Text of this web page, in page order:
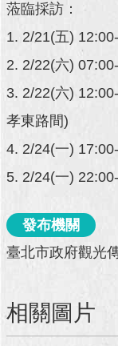
常
問
答
即
新
澄
清
詞
彙
蒞臨採訪：
1. 2/21(五)
2. 2/22(六)
3. 2/22(六)
孝東路間)
4. 2/24(一)
5. 2/24(一)
發布機關
臺北市政府觀光
相關圖片